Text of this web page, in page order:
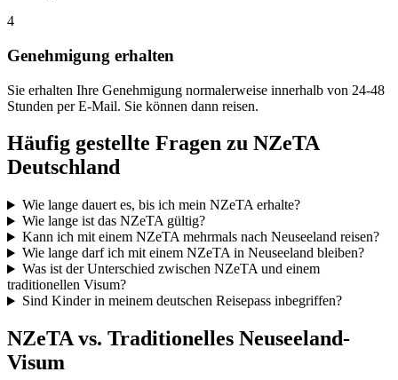
4
Genehmigung erhalten
Sie erhalten Ihre Genehmigung normalerweise innerhalb von 24-48
Stunden per E-Mail. Sie können dann reisen.
Häufig gestellte Fragen zu NZeTA
Deutschland
Wie lange dauert es, bis ich mein NZeTA erhalte?
Wie lange ist das NZeTA gültig?
Kann ich mit einem NZeTA mehrmals nach Neuseeland reisen?
Wie lange darf ich mit einem NZeTA in Neuseeland bleiben?
Was ist der Unterschied zwischen NZeTA und einem
traditionellen Visum?
Sind Kinder in meinem deutschen Reisepass inbegriffen?
NZeTA vs. Traditionelles Neuseeland-
Visum